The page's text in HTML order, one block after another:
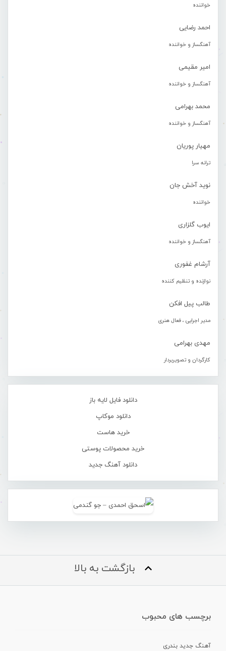
خواننده
احمد رضایی
آهنگساز و خواننده
امیر مقیمی
آهنگساز و خواننده
محمد بهرامی
آهنگساز و خواننده
مهیار پوریان
ترانه سرا
نوید آخش جان
خواننده
ایوب گلزاری
آهنگساز و خواننده
آرشام غفوری
نوازنده و تنظیم کننده
طالب پیل افکن
مدیر اجرایی ، فعال هنری
مهدی بهرامی
کارگردان و تصویربردار
دانلود فایل لایه باز
دانلود موکاپ
خرید هاست
خرید محصولات پوستی
دانلود آهنگ جدید
بازگشت به بالا
برچسب های محبوب
آهنگ جدید بندری